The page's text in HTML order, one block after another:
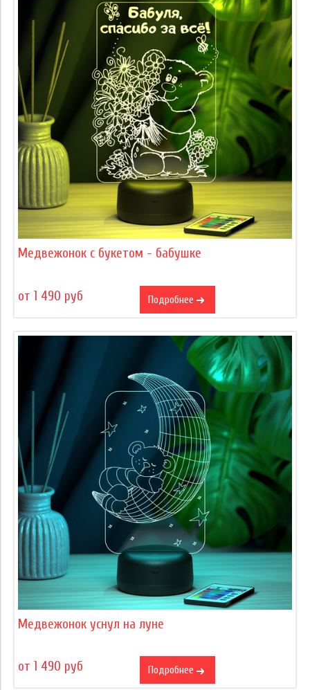
Медвежонок с букетом - бабушке
от 1 490 руб Подробнее
Медвежонок уснул на луне
от 1 490 руб Подробнее